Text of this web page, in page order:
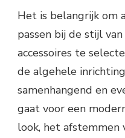
Het is belangrijk om
passen bij de stijl
accessoires te
de algehele
samenhangend en
gaat voor een
look, het afstemmen